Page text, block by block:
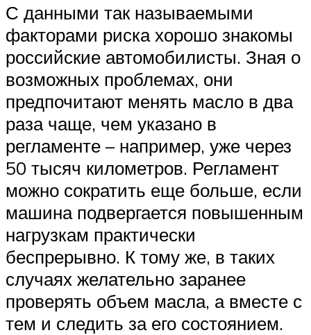
С данными так называемыми
факторами риска хорошо знакомы
российские автомобилисты. Зная о
возможных проблемах, они
предпочитают менять масло в два
раза чаще, чем указано в
регламенте – например, уже через
50 тысяч километров. Регламент
можно сократить еще больше, если
машина подвергается повышенным
нагрузкам практически
беспрерывно. К тому же, в таких
случаях желательно заранее
проверять объем масла, а вместе с
тем и следить за его состоянием.